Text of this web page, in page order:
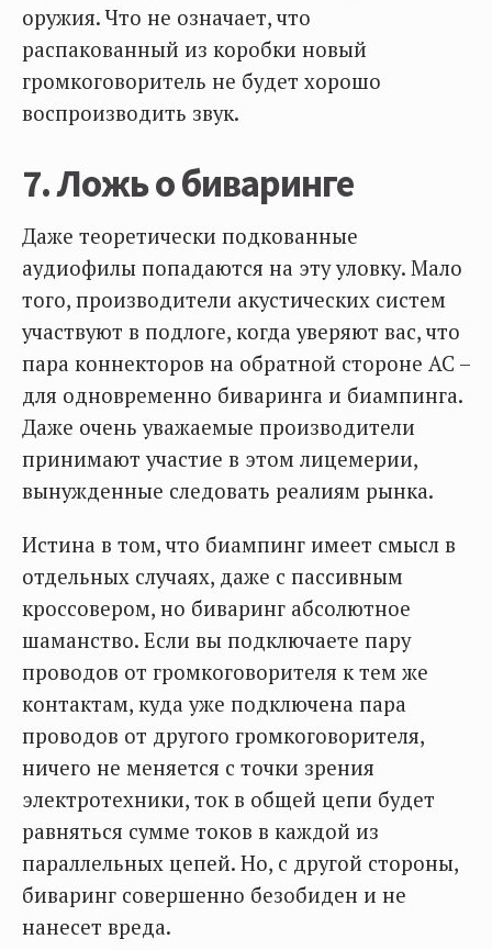
оружия. Что не означает, что
распакованный из коробки новый
громкоговоритель не будет хорошо
воспроизводить звук.
7. Ложь о биваринге
Даже теоретически подкованные
аудиофилы попадаются на эту уловку. Мало
того, производители акустических систем
участвуют в подлоге, когда уверяют вас, что
пара коннекторов на обратной стороне АС –
для одновременно биваринга и биампинга.
Даже очень уважаемые производители
принимают участие в этом лицемерии,
вынужденные следовать реалиям рынка.
Истина в том, что биампинг имеет смысл в
отдельных случаях, даже с пассивным
кроссовером, но биваринг абсолютное
шаманство. Если вы подключаете пару
проводов от громкоговорителя к тем же
контактам, куда уже подключена пара
проводов от другого громкоговорителя,
ничего не меняется с точки зрения
электротехники, ток в общей цепи будет
равняться сумме токов в каждой из
параллельных цепей. Но, с другой стороны,
биваринг совершенно безобиден и не
нанесет вреда.